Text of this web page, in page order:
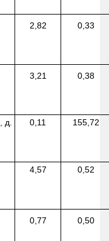
2,82 0,33
3,21 0,38
, д.
0,11 155,72
4,57 0,52
0,77 0,50